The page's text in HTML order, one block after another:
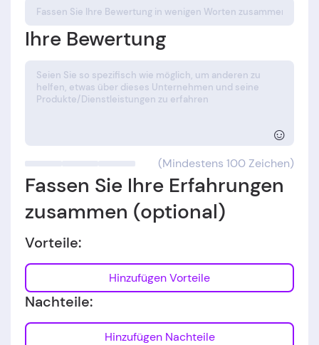
Ihre Bewertung
☺
(Mindestens 100 Zeichen)
Fassen Sie Ihre Erfahrungen
zusammen (optional)
Vorteile:
Hinzufügen Vorteile
Nachteile:
Hinzufügen Nachteile